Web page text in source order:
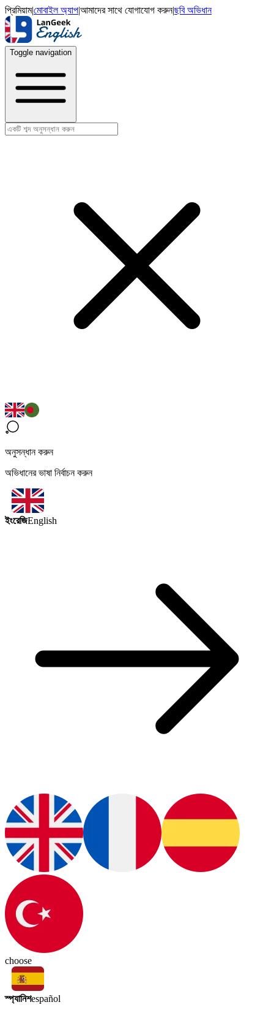
প্রিমিয়াম|মোবাইল অ্যাপ|আমাদের সাথে যোগাযোগ করুন|ছবি অভিধান
Toggle navigation
অনুসন্ধান করুন
অভিধানের ভাষা নির্বাচন করুন
ইংরেজিEnglish
choose
স্প্যানিশespañol